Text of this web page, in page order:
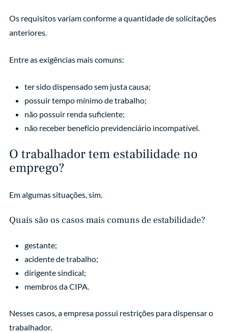
Os requisitos variam conforme a quantidade de solicitações
anteriores.
Entre as exigências mais comuns:
ter sido dispensado sem justa causa;
possuir tempo mínimo de trabalho;
não possuir renda suficiente;
não receber benefício previdenciário incompatível.
O trabalhador tem estabilidade no
emprego?
Em algumas situações, sim.
Quais são os casos mais comuns de estabilidade?
gestante;
acidente de trabalho;
dirigente sindical;
membros da CIPA.
Nesses casos, a empresa possui restrições para dispensar o
trabalhador.